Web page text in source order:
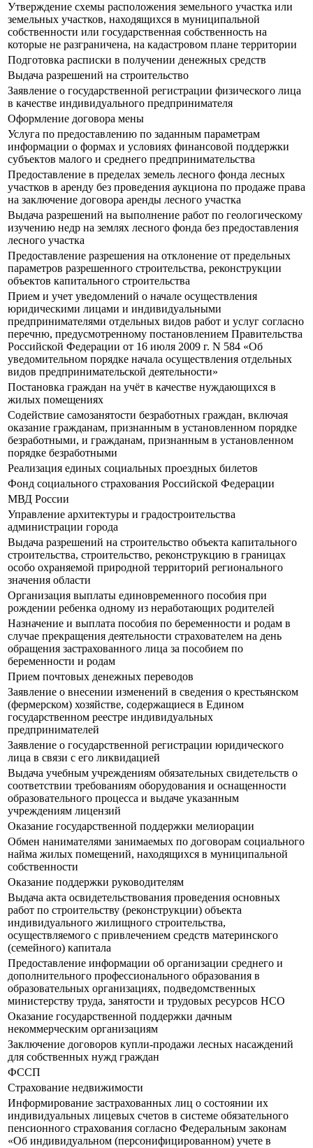
Утверждение схемы расположения земельного участка или
земельных участков, находящихся в муниципальной
собственности или государственная собственность на
которые не разграничена, на кадастровом плане территории
Подготовка расписки в получении денежных средств
Выдача разрешений на строительство
Заявление о государственной регистрации физического лица
в качестве индивидуального предпринимателя
Оформление договора мены
Услуга по предоставлению по заданным параметрам
информации о формах и условиях финансовой поддержки
субъектов малого и среднего предпринимательства
Предоставление в пределах земель лесного фонда лесных
участков в аренду без проведения аукциона по продаже права
на заключение договора аренды лесного участка
Выдача разрешений на выполнение работ по геологическому
изучению недр на землях лесного фонда без предоставления
лесного участка
Предоставление разрешения на отклонение от предельных
параметров разрешенного строительства, реконструкции
объектов капитального строительства
Прием и учет уведомлений о начале осуществления
юридическими лицами и индивидуальными
предпринимателями отдельных видов работ и услуг согласно
перечню, предусмотренному постановлением Правительства
Российской Федерации от 16 июля 2009 г. N 584 «Об
уведомительном порядке начала осуществления отдельных
видов предпринимательской деятельности»
Постановка граждан на учёт в качестве нуждающихся в
жилых помещениях
Содействие самозанятости безработных граждан, включая
оказание гражданам, признанным в установленном порядке
безработными, и гражданам, признанным в установленном
порядке безработными
Реализация единых социальных проездных билетов
Фонд социального страхования Российской Федерации
МВД России
Управление архитектуры и градостроительства
администрации города
Выдача разрешений на строительство объекта капитального
строительства, строительство, реконструкцию в границах
особо охраняемой природной территорий регионального
значения области
Организация выплаты единовременного пособия при
рождении ребенка одному из неработающих родителей
Назначение и выплата пособия по беременности и родам в
случае прекращения деятельности страхователем на день
обращения застрахованного лица за пособием по
беременности и родам
Прием почтовых денежных переводов
Заявление о внесении изменений в сведения о крестьянском
(фермерском) хозяйстве, содержащиеся в Едином
государственном реестре индивидуальных
предпринимателей
Заявление о государственной регистрации юридического
лица в связи с его ликвидацией
Выдача учебным учреждениям обязательных свидетельств о
соответствии требованиям оборудования и оснащенности
образовательного процесса и выдаче указанным
учреждениям лицензий
Оказание государственной поддержки мелиорации
Обмен нанимателями занимаемых по договорам социального
найма жилых помещений, находящихся в муниципальной
собственности
Оказание поддержки руководителям
Выдача акта освидетельствования проведения основных
работ по строительству (реконструкции) объекта
индивидуального жилищного строительства,
осуществляемого с привлечением средств материнского
(семейного) капитала
Предоставление информации об организации среднего и
дополнительного профессионального образования в
образовательных организациях, подведомственных
министерству труда, занятости и трудовых ресурсов НСО
Оказание государственной поддержки дачным
некоммерческим организациям
Заключение договоров купли-продажи лесных насаждений
для собственных нужд граждан
ФССП
Страхование недвижимости
Информирование застрахованных лиц о состоянии их
индивидуальных лицевых счетов в системе обязательного
пенсионного страхования согласно Федеральным законам
«Об индивидуальном (персонифицированном) учете в